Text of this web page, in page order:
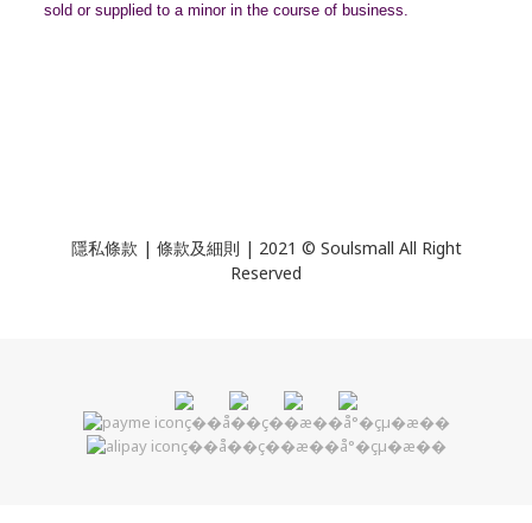
sold or supplied to a minor in the course of business.
隱私條款 | 條款及細則 | 2021 © Soulsmall All Right
Reserved